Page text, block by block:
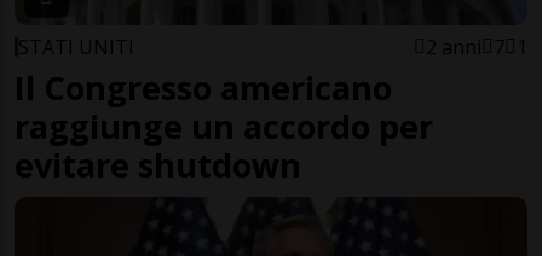
STATI UNITI 2 anni 7 1
Il Congresso americano
raggiunge un accordo per
evitare shutdown